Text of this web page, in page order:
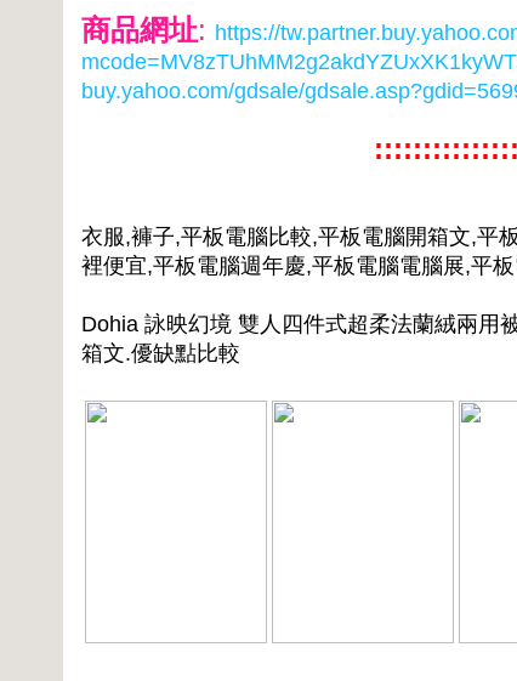
商品網址: https://
buy.yahoo.com/gdsale/
衣服,褲子,平板電腦比較,平板電腦開箱文,平
裡便宜,平板電腦週年慶,平板電腦電腦展,平
Dohia 詠映幻境 雙人四件式超柔法蘭絨兩用
箱文.優缺點比較